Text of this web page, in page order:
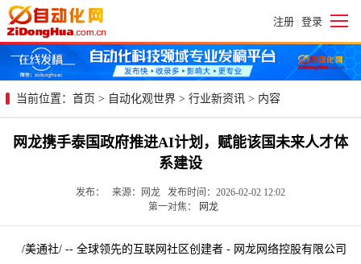
注册 | 登录
当前位置： 首页 > 自动化观世界 > 行业新资讯 > 内容
网龙携手泰国政府推进AI计划，赋能该国未来人才体
系建设
发布： 来源：网龙 发布时间：2026-02-02 12:02
第一对焦：
网龙
/美通社/ -- 全球领先的互联网社区创建者 - 网龙网络控股有限公司